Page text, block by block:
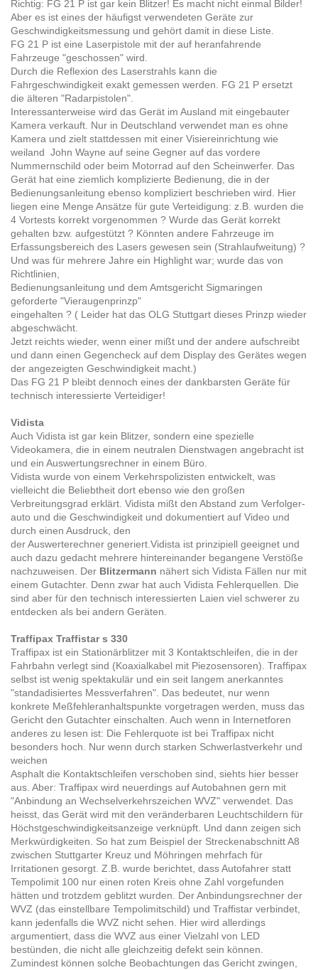
Richtig: FG 21 P ist gar kein Blitzer! Es macht nicht einmal Bilder!
Aber es ist eines der häufigst verwendeten Geräte zur
Geschwindigkeitsmessung und gehört damit in diese Liste.
FG 21 P ist eine Laserpistole mit der auf heranfahrende
Fahrzeuge "geschossen" wird.
Durch die Reflexion des Laserstrahls kann die
Fahrgeschwindigkeit exakt gemessen werden. FG 21 P ersetzt
die älteren "Radarpistolen".
Interessanterweise wird das Gerät im Ausland mit eingebauter
Kamera verkauft. Nur in Deutschland verwendet man es ohne
Kamera und zielt stattdessen mit einer Visiereinrichtung wie
weiland John Wayne auf seine Gegner auf das vordere
Nummernschild oder beim Motorrad auf den Scheinwerfer. Das
Gerät hat eine ziemlich komplizierte Bedienung, die in der
Bedienungsanleitung ebenso kompliziert beschrieben wird. Hier
liegen eine Menge Ansätze für gute Verteidigung: z.B. wurden die
4 Vortests korrekt vorgenommen ? Wurde das Gerät korrekt
gehalten bzw. aufgestützt ? Könnten andere Fahrzeuge im
Erfassungsbereich des Lasers gewesen sein (Strahlaufweitung) ?
Und was für mehrere Jahre ein Highlight war; wurde das von
Richtlinien,
Bedienungsanleitung und dem Amtsgericht Sigmaringen
geforderte "Vieraugenprinzp"
eingehalten ? ( Leider hat das OLG Stuttgart dieses Prinzp wieder
abgeschwächt.
Jetzt reichts wieder, wenn einer mißt und der andere aufschreibt
und dann einen Gegencheck auf dem Display des Gerätes wegen
der angezeigten Geschwindigkeit macht.)
Das FG 21 P bleibt dennoch eines der dankbarsten Geräte für
technisch interessierte Verteidiger!
Vidista
Auch Vidista ist gar kein Blitzer, sondern eine spezielle
Videokamera, die in einem neutralen Dienstwagen angebracht ist
und ein Auswertungsrechner in einem Büro.
Vidista wurde von einem Verkehrspolizisten entwickelt, was
vielleicht die Beliebtheit dort ebenso wie den großen
Verbreitungsgrad erklärt. Vidista mißt den Abstand zum Verfolger-
auto und die Geschwindigkeit und dokumentiert auf Video und
durch einen Ausdruck, den
der Auswerterechner generiert.Vidista ist prinzipiell geeignet und
auch dazu gedacht mehrere hintereinander begangene Verstöße
nachzuweisen. Der Blitzermann nähert sich Vidista Fällen nur mit
einem Gutachter. Denn zwar hat auch Vidista Fehlerquellen. Die
sind aber für den technisch interessierten Laien viel schwerer zu
entdecken als bei andern Geräten.
Traffipax Traffistar s 330
Traffipax ist ein Stationärblitzer mit 3 Kontaktschleifen, die in der
Fahrbahn verlegt sind (Koaxialkabel mit Piezosensoren). Traffipax
selbst ist wenig spektakulär und ein seit langem anerkanntes
"standadisiertes Messverfahren". Das bedeutet, nur wenn
konkrete Meßfehleranhaltspunkte vorgetragen werden, muss das
Gericht den Gutachter einschalten. Auch wenn in Internetforen
anderes zu lesen ist: Die Fehlerquote ist bei Traffipax nicht
besonders hoch. Nur wenn durch starken Schwerlastverkehr und
weichen
Asphalt die Kontaktschleifen verschoben sind, siehts hier besser
aus. Aber: Traffipax wird neuerdings auf Autobahnen gern mit
"Anbindung an Wechselverkehrszeichen WVZ" verwendet. Das
heisst, das Gerät wird mit den veränderbaren Leuchtschildern für
Höchstgeschwindigkeitsanzeige verknüpft. Und dann zeigen sich
Merkwürdigkeiten. So hat zum Beispiel der Streckenabschnitt A8
zwischen Stuttgarter Kreuz und Möhringen mehrfach für
Irritationen gesorgt. Z.B. wurde berichtet, dass Autofahrer statt
Tempolimit 100 nur einen roten Kreis ohne Zahl vorgefunden
hätten und trotzdem geblitzt wurden. Der Anbindungsrechner der
WVZ (das einstellbare Tempolimitschild) und Traffistar verbindet,
kann jedenfalls die WVZ nicht sehen. Hier wird allerdings
argumentiert, dass die WVZ aus einer Vielzahl von LED
bestünden, die nicht alle gleichzeitig defekt sein können.
Zumindest können solche Beobachtungen das Gericht zwingen,